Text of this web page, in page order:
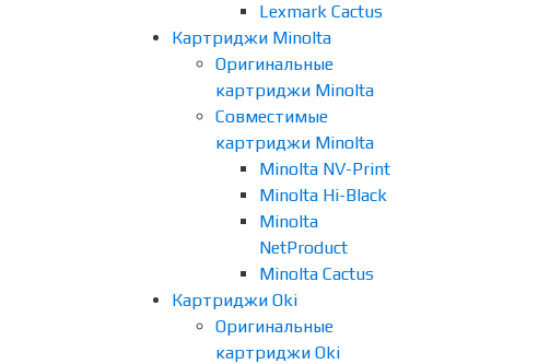
Lexmark Cactus
Картриджи Minolta
Оригинальные
картриджи Minolta
Совместимые
картриджи Minolta
Minolta NV-Print
Minolta Hi-Black
Minolta
NetProduct
Minolta Cactus
Картриджи Oki
Оригинальные
картриджи Oki